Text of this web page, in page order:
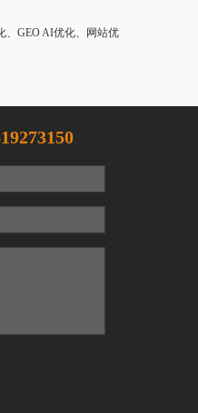
GEO AI优化、网站优